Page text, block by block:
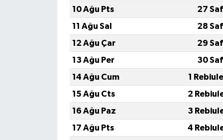
10 Ağu Pts
27
11 Ağu Sal
28
12 Ağu Çar
29
13 Ağu Per
30
14 Ağu Cum
1
15 Ağu Cts
2
16 Ağu Paz
3
17 Ağu Pts
4
Diyarbakır Müftülüğü
Düzce Müftülüğü
Edirne Müftülüğü
Elazığ Müftülüğü
Erzincan Müftülüğü
Erzurum Müftülüğü
İhtida Haberleri